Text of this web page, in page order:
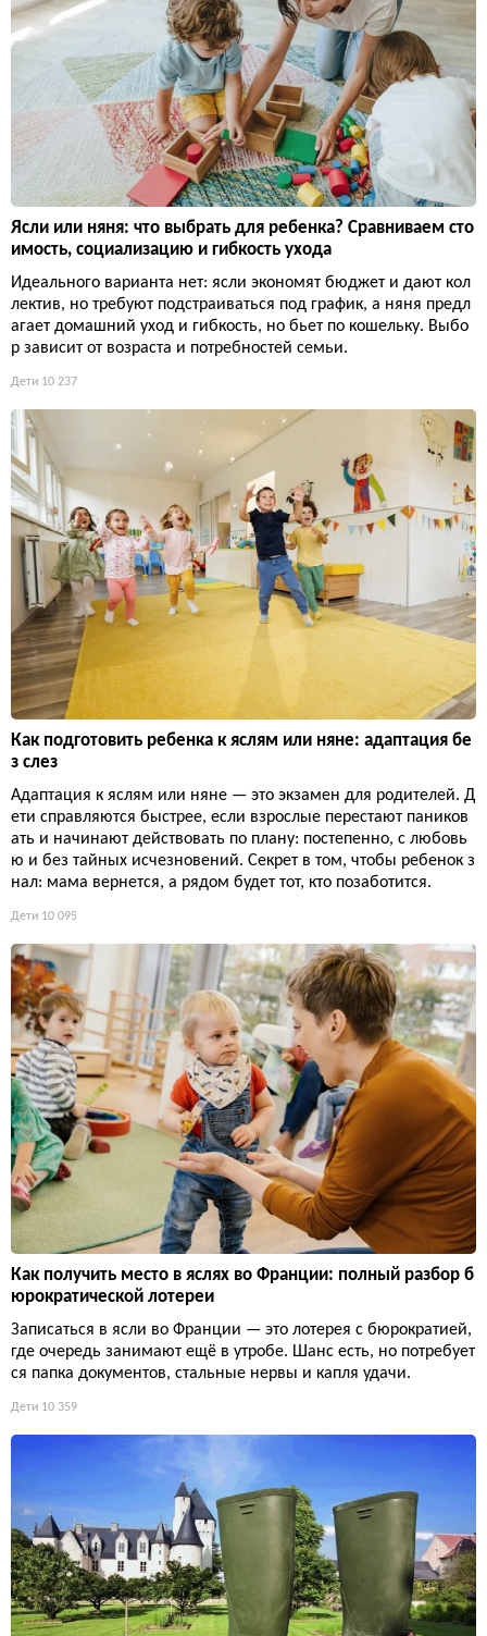
Ясли или няня: что выбрать для ребенка? Сравниваем сто
имость, социализацию и гибкость ухода
Идеального варианта нет: ясли экономят бюджет и дают кол
лектив, но требуют подстраиваться под график, а няня предл
агает домашний уход и гибкость, но бьет по кошельку. Выбо
р зависит от возраста и потребностей семьи.
Дети 10 237
Как подготовить ребенка к яслям или няне: адаптация бе
з слез
Адаптация к яслям или няне — это экзамен для родителей. Д
ети справляются быстрее, если взрослые перестают паников
ать и начинают действовать по плану: постепенно, с любовь
ю и без тайных исчезновений. Секрет в том, чтобы ребенок з
нал: мама вернется, а рядом будет тот, кто позаботится.
Дети 10 095
Как получить место в яслях во Франции: полный разбор б
юрократической лотереи
Записаться в ясли во Франции — это лотерея с бюрократией,
где очередь занимают ещё в утробе. Шанс есть, но потребует
ся папка документов, стальные нервы и капля удачи.
Дети 10 359